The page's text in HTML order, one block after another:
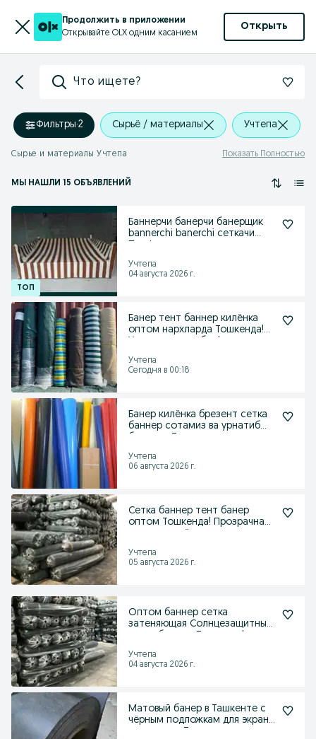
Продолжить в приложении
Открывайте OLX одним касанием
Открыть
Что ищете?
Фильтры·2 Сырьё / материалы Учтепа
Сырье и материалы Учтепа Показать Полностью
МЫ НАШЛИ 15 ОБЪЯВЛЕНИЙ
Баннерчи банерчи банерщик
bannerchi banerchi сеткачи
Учтепа
04 августа 2026 г.
Банер тент баннер килёнка
оптом нархларда Тошкенда!
Учтепа
Сегодня в 00:18
Банер килёнка брезент сетка
баннер сотамиз ва урнатиб
Учтепа
06 августа 2026 г.
Сетка баннер тент банер
оптом Тошкенда! Прозрачная
Учтепа
05 августа 2026 г.
Оптом баннер сетка
затеняющая Солнцезащитные
Учтепа
04 августа 2026 г.
Матовый банер в Ташкенте с
чёрным подложкам для экрана